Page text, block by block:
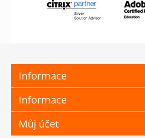
Informace
Informace
Můj účet